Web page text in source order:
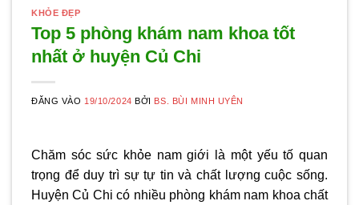
KHỎE ĐẸP
Top 5 phòng khám nam khoa tốt
nhất ở huyện Củ Chi
ĐĂNG VÀO 19/10/2024 BỞI BS. BÙI MINH UYÊN
Chăm sóc sức khỏe nam giới là một yếu tố quan
trọng để duy trì sự tự tin và chất lượng cuộc sống.
Huyện Củ Chi có nhiều phòng khám nam khoa chất